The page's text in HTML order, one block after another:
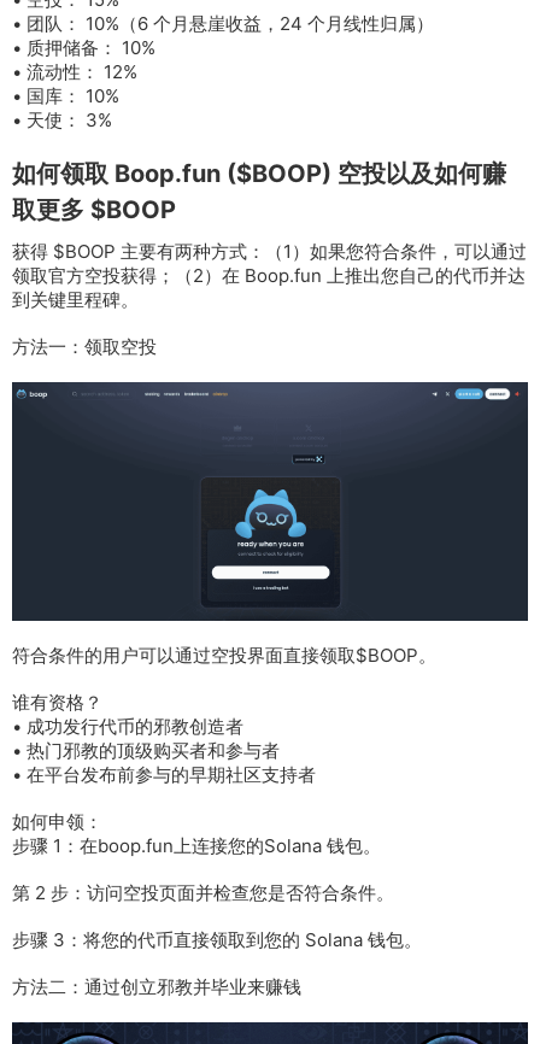
• 团队： 10%（6 个月悬崖收益，24 个月线性归属）
• 质押储备： 10%
• 流动性： 12%
• 国库： 10%
• 天使： 3%
如何领取 Boop.fun ($BOOP) 空投以及如何赚
取更多 $BOOP
获得 $BOOP 主要有两种方式：（1）如果您符合条件，可以通过
领取官方空投获得；（2）在 Boop.fun 上推出您自己的代币并达
到关键里程碑。
方法一：领取空投
符合条件的用户可以通过空投界面直接领取$BOOP。
谁有资格？
• 成功发行代币的邪教创造者
• 热门邪教的顶级购买者和参与者
• 在平台发布前参与的早期社区支持者
如何申领：
步骤 1：在boop.fun上连接您的Solana 钱包。
第 2 步：访问空投页面并检查您是否符合条件。
步骤 3：将您的代币直接领取到您的 Solana 钱包。
方法二：通过创立邪教并毕业来赚钱